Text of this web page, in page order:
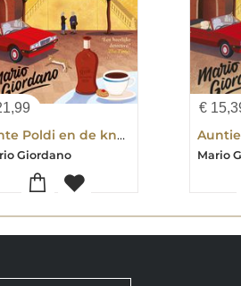
Tante Poldi en de knappe Antonio
Giordano
€
Mario